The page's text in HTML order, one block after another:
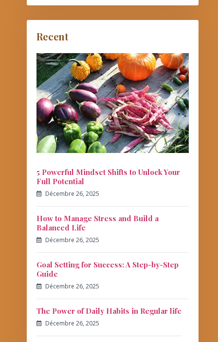
Recent
5 Powerful Mindset Shifts to Unlock Your
Full Potential
Décembre 26, 2025
How to Manage Stress and Build a
Balanced Life
Décembre 26, 2025
Goal Setting for Success: A Step-by-Step
Guide
Décembre 26, 2025
The Power of Daily Habits in Regular life
Décembre 26, 2025